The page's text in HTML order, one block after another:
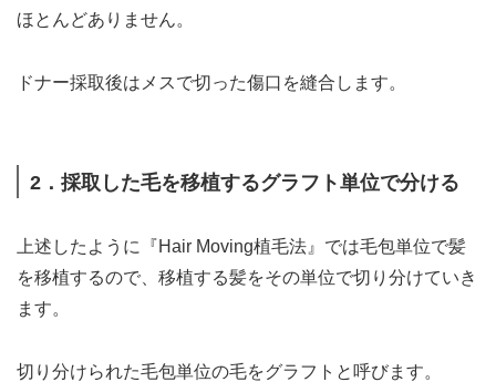
ほとんどありません。
ドナー採取後はメスで切った傷口を縫合します。
2．採取した毛を移植するグラフト単位で分ける
上述したように『Hair Moving植毛法』では毛包単位で髪
を移植するので、移植する髪をその単位で切り分けていき
ます。
切り分けられた毛包単位の毛をグラフトと呼びます。